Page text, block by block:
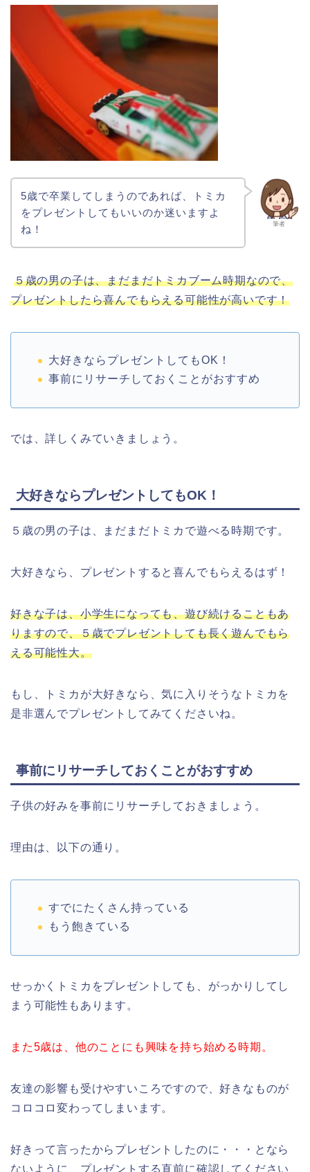
筆者
5歳で卒業してしまうのであれば、トミカ
をプレゼントしてもいいのか迷いますよ
ね！
５歳の男の子は、まだまだトミカブーム時期なので、
プレゼントしたら喜んでもらえる可能性が高いです！
大好きならプレゼントしてもOK！
事前にリサーチしておくことがおすすめ
では、詳しくみていきましょう。
大好きならプレゼントしてもOK！
５歳の男の子は、まだまだトミカで遊べる時期です。
大好きなら、プレゼントすると喜んでもらえるはず！
好きな子は、小学生になっても、遊び続けることもあ
りますので、５歳でプレゼントしても長く遊んでもら
える可能性大。
もし、トミカが大好きなら、気に入りそうなトミカを
是非選んでプレゼントしてみてくださいね。
事前にリサーチしておくことがおすすめ
子供の好みを事前にリサーチしておきましょう。
理由は、以下の通り。
すでにたくさん持っている
もう飽きている
せっかくトミカをプレゼントしても、がっかりしてし
まう可能性もあります。
また5歳は、他のことにも興味を持ち始める時期。
友達の影響も受けやすいころですので、好きなものが
コロコロ変わってしまいます。
好きって言ったからプレゼントしたのに・・・となら
ないように、プレゼントする直前に確認してください